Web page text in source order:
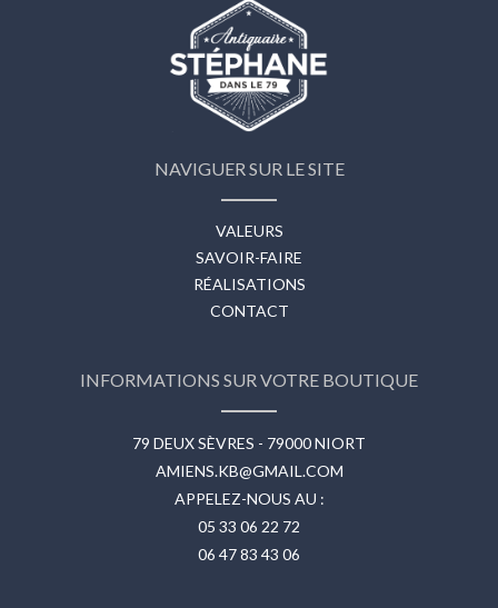
NAVIGUER SUR LE SITE
VALEURS
SAVOIR-FAIRE
RÉALISATIONS
CONTACT
INFORMATIONS SUR VOTRE BOUTIQUE
79 DEUX SÈVRES - 79000 NIORT
AMIENS.KB@GMAIL.COM
APPELEZ-NOUS AU :
05 33 06 22 72
06 47 83 43 06